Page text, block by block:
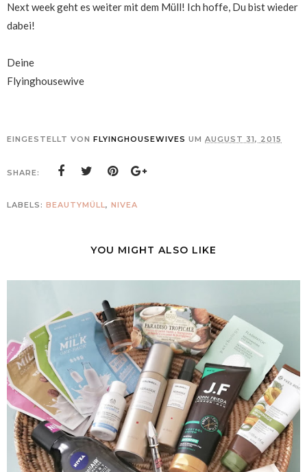
Next week geht es weiter mit dem Müll! Ich hoffe, Du bist wieder
dabei!
Deine
Flyinghousewive
EINGESTELLT VON FLYINGHOUSEWIVES UM AUGUST 31, 2015
SHARE:
LABELS: BEAUTYMÜLL, NIVEA
YOU MIGHT ALSO LIKE